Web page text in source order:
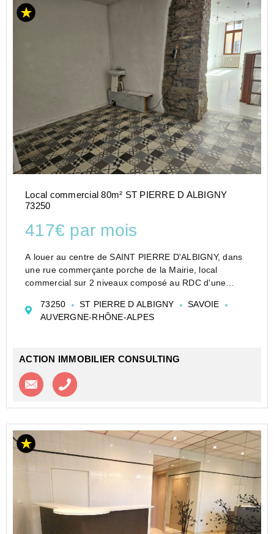
Local commercial 80m² ST PIERRE D ALBIGNY
73250
417€ par mois
A louer au centre de SAINT PIERRE D'ALBIGNY, dans
une rue commerçante porche de la Mairie, local
commercial sur 2 niveaux composé au RDC d'une
de 64.2 m². Chauffage individuel électriqu...
73250 ST PIERRE D ALBIGNY
SAVOIE
AUVERGNE-RHÔNE-ALPES
ACTION IMMOBILIER CONSULTING
Contacter l'agence